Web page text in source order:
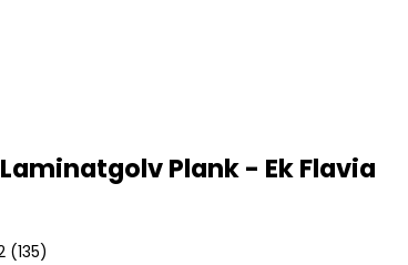
Laminatgolv Plank - Ek Flavia
(135)